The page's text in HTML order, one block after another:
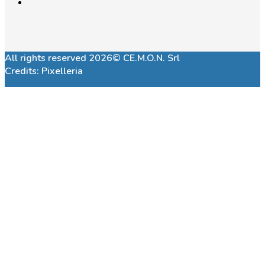
All rights reserved 2026© CE.M.O.N. Srl
Credits: Pixelleria